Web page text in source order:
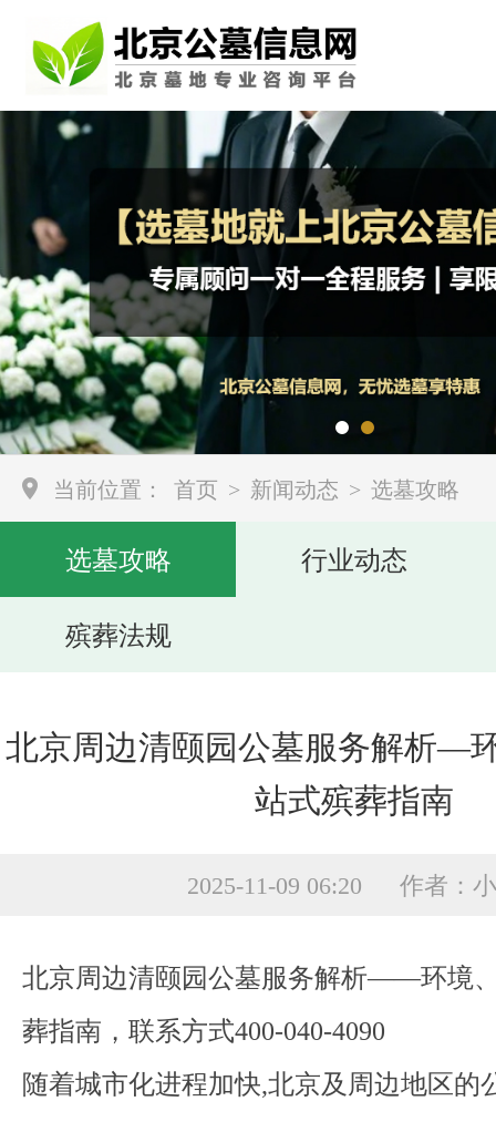
当前位置： 首页 > 新闻动态 > 选墓攻略
选墓攻略 行业动态
殡葬法规
北京周边清颐园公墓服务解析—
站式殡葬指南
2025-11-09 06:20 作者：
北京周边清颐园公墓服务解析——环境
葬指南，联系方式400-040-4090
随着城市化进程加快,北京及周边地区的